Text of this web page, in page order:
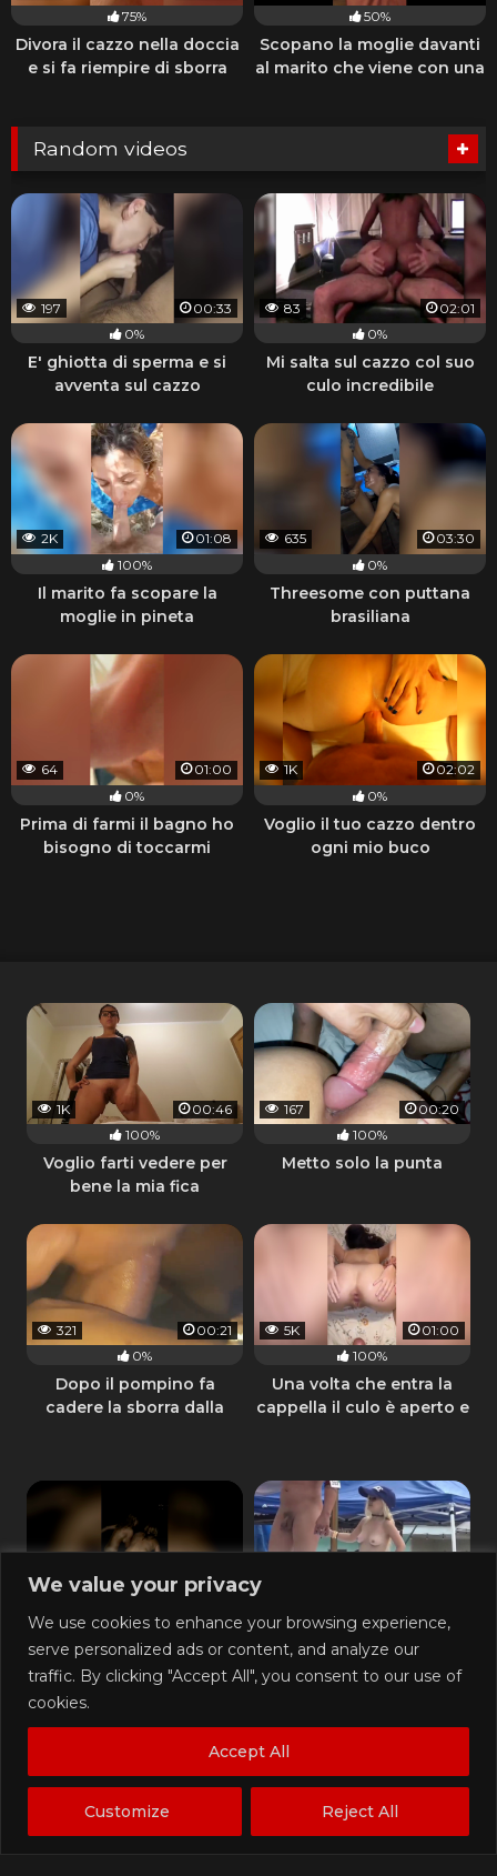
We value your privacy
We use cookies to enhance your browsing experience,
serve personalized ads or content, and analyze our
traffic. By clicking "Accept All", you consent to our use of
cookies.
Customize Reject All
Accept All
75%
Divora il cazzo nella doccia
e si fa riempire di sborra
50%
Scopano la moglie davanti
al marito che viene con una
Random videos
197
00:33
0%
E' ghiotta di sperma e si
avventa sul cazzo
83
02:01
0%
Mi salta sul cazzo col suo
culo incredibile
2K
01:08
100%
Il marito fa scopare la
moglie in pineta
635
03:30
0%
Threesome con puttana
brasiliana
64
01:00
0%
Prima di farmi il bagno ho
bisogno di toccarmi
1K
02:02
0%
Voglio il tuo cazzo dentro
ogni mio buco
1K
00:46
100%
Voglio farti vedere per
bene la mia fica
167
00:20
100%
Metto solo la punta
321
00:21
0%
Dopo il pompino fa
cadere la sborra dalla
5K
01:00
100%
Una volta che entra la
cappella il culo è aperto e
5K
00:31
100%
Ci facciamo il bagno nude
Ballano nudi sul palco, lei
è minuscola
0%
100%